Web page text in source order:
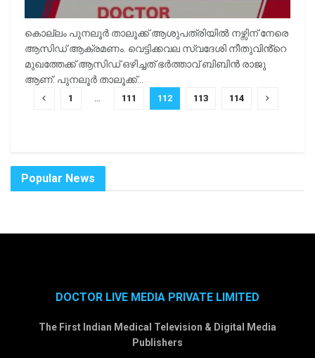
കൊല്ലം പുനലൂർ താലൂക്ക് ആശുപത്രിയിൽ നഴ്സിന് നേരെ
ആസിഡ് ആക്രമണം. വെട്ടിക്കവല സ്വദേശി നീതുവിൻ്റെ
മുഖത്തേക്ക് ആസിഡ് ഒഴിച്ചത് ഭർത്താവ് ബിബിൻ രാജു
ആണ്. പുനലൂർ താലൂക്ക്...
1 … 111 112 113 114
Popular News
DOCTOR LIVE MEDIA PRIVATE LIMITED
The First Indian Medical Television & Digital Media
Publishers